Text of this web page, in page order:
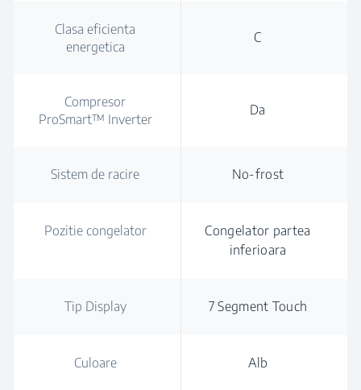
Clasa eficienta
energetica
C
Compresor
ProSmart™ Inverter
Da
Sistem de racire No-frost
Pozitie congelator
Congelator partea
inferioara
Tip Display 7 Segment Touch
Culoare Alb